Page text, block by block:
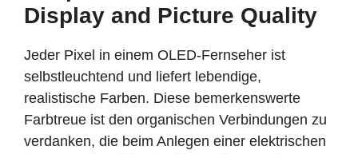
Display and Picture Quality
Jeder Pixel in einem OLED-Fernseher ist
selbstleuchtend und liefert lebendige,
realistische Farben. Diese bemerkenswerte
Farbtreue ist den organischen Verbindungen zu
verdanken, die beim Anlegen einer elektrischen